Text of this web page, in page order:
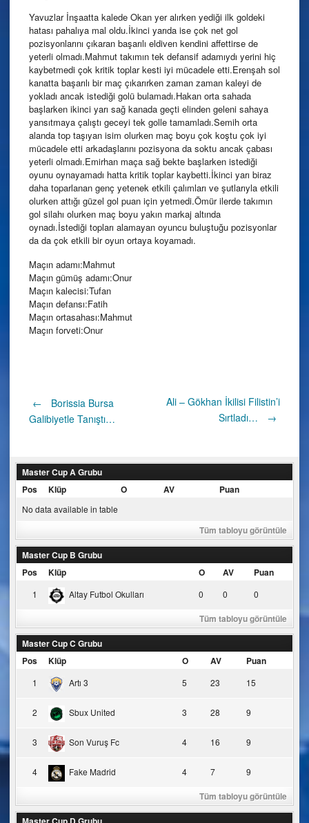
Yavuzlar İnşaatta kalede Okan yer alırken yediği ilk goldeki
hatası pahalıya mal oldu.İkinci yarıda ise çok net gol
pozisyonlarını çıkaran başarılı eldiven kendini affettirse de
yeterli olmadı.Mahmut takımın tek defansif adamıydı yerini hiç
kaybetmedi çok kritik toplar kesti iyi mücadele etti.Erenşah sol
kanatta başarılı bir maç çıkarırken zaman zaman kaleyi de
yokladı ancak istediği golü bulamadı.Hakan orta sahada
başlarken ikinci yarı sağ kanada geçti elinden geleni sahaya
yansıtmaya çalıştı geceyi tek golle tamamladı.Semih orta
alanda top taşıyan isim olurken maç boyu çok koştu çok iyi
mücadele etti arkadaşlarını pozisyona da soktu ancak çabası
yeterli olmadı.Emirhan maça sağ bekte başlarken istediği
oyunu oynayamadı hatta kritik toplar kaybetti.İkinci yarı biraz
daha toparlanan genç yetenek etkili çalımları ve şutlarıyla etkili
olurken attığı güzel gol puan için yetmedi.Ömür ilerde takımın
gol silahı olurken maç boyu yakın markaj altında
oynadı.İstediği topları alamayan oyuncu buluştuğu pozisyonlar
da da çok etkili bir oyun ortaya koyamadı.
Maçın adamı:Mahmut
Maçın gümüş adamı:Onur
Maçın kalecisi:Tufan
Maçın defansı:Fatih
Maçın ortasahası:Mahmut
Maçın forveti:Onur
Post
←
Borissia Bursa
Galibiyetle Tanıştı…
Ali – Gökhan İkilisi Filistin’i
Sırtladı…
→
Master Cup A Grubu
Pos
Klüp O AV Puan
No data available in table
Tüm tabloyu görüntüle
Master Cup B Grubu
Pos
Klüp O AV Puan
1 Altay Futbol Okulları 0 0 0
Tüm tabloyu görüntüle
Master Cup C Grubu
Pos
Klüp O AV Puan
1 Artı 3 5 23 15
2 Sbux United 3 28 9
3 Son Vuruş Fc 4 16 9
4 Fake Madrid 4 7 9
Tüm tabloyu görüntüle